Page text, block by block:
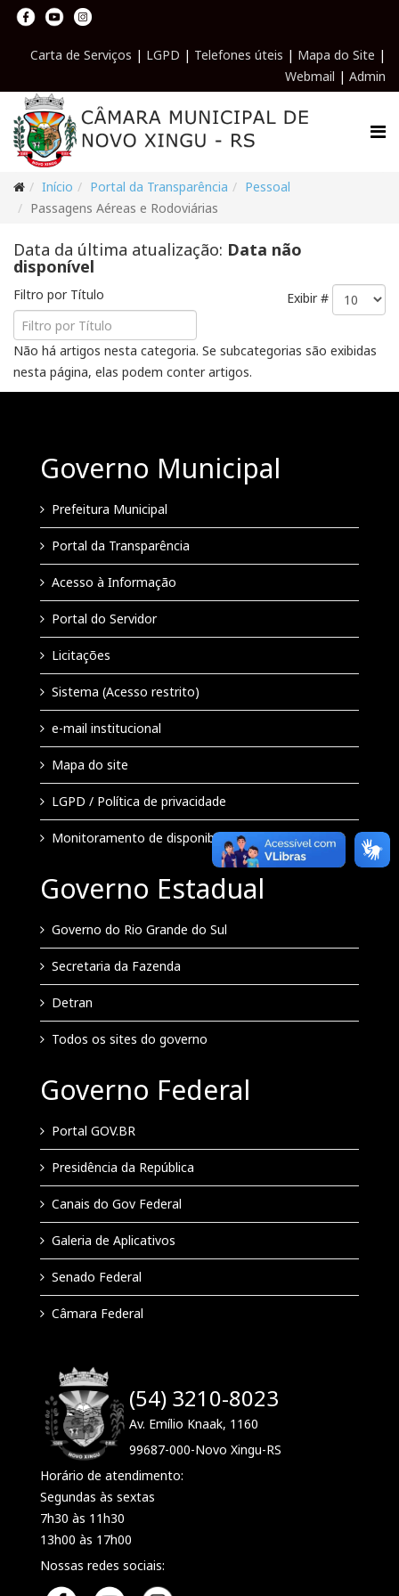
Carta de Serviços | LGPD | Telefones úteis | Mapa do Site |
Webmail | Admin
Início Portal da Transparência
Pessoal
Passagens Aéreas e Rodoviárias
Data da última atualização: Data não
disponível
Filtro por Título Exibir #
Não há artigos nesta categoria. Se subcategorias são exibidas
nesta página, elas podem conter artigos.
Governo Municipal
Prefeitura Municipal
Portal da Transparência
Acesso à Informação
Portal do Servidor
Licitações
Sistema (Acesso restrito)
e-mail institucional
Mapa do site
LGPD / Política de privacidade
Monitoramento de disponibilidade
Governo Estadual
Governo do Rio Grande do Sul
Secretaria da Fazenda
Detran
Todos os sites do governo
Governo Federal
Portal GOV.BR
Presidência da República
Canais do Gov Federal
Galeria de Aplicativos
Senado Federal
Câmara Federal
(54) 3210-8023
Av. Emílio Knaak, 1160
99687-000-Novo Xingu-RS
Horário de atendimento:
Segundas às sextas
7h30 às 11h30
13h00 às 17h00
Nossas redes sociais: